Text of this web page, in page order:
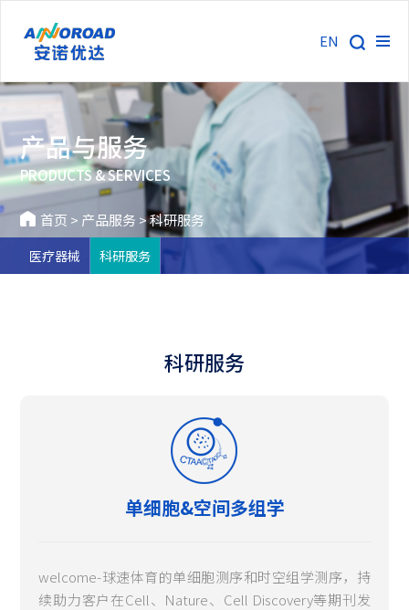
EN
产品与服务
PRODUCTS & SERVICES
首页 > 产品服务 >科研服务
医疗器械 科研服务
科研服务
单细胞&空间多组学
welcome-球速体育的单细胞测序和时空组学测序，持
续助力客户在Cell、Nature、Cell Discovery等期刊发